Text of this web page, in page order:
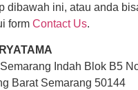
dibawah ini, atau anda
form Contact Us.
Indah Blok B5
Barat Semarang 50144